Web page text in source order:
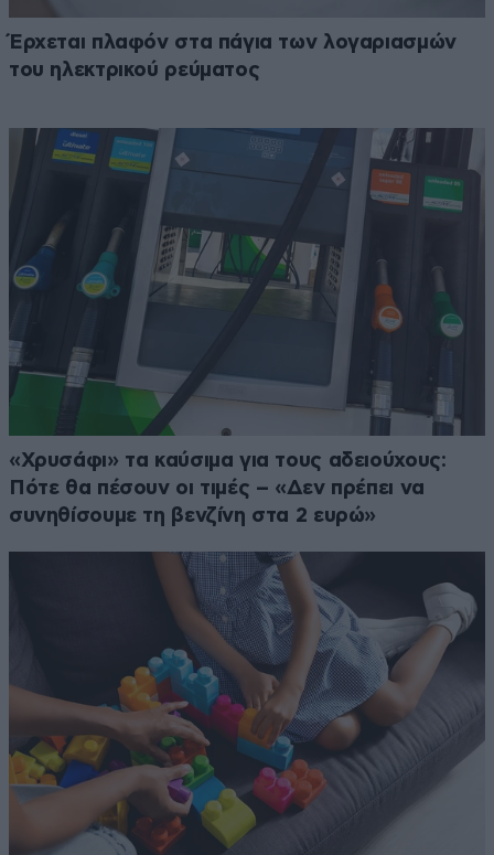
Έρχεται πλαφόν στα πάγια των λογαριασμών
του ηλεκτρικού ρεύματος
«Χρυσάφι» τα καύσιμα για τους αδειούχους:
Πότε θα πέσουν οι τιμές – «Δεν πρέπει να
συνηθίσουμε τη βενζίνη στα 2 ευρώ»